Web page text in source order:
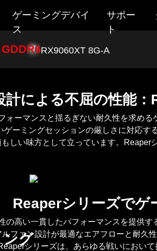
ゲーミングデバイ
ス
キーボード
マウスパッド
その他
ユーティリティソフト
すべて
サポー
ト
ソ
ー
シ
ャ
ィ
ア
お
問
RX9060XT 8G-A
計による不屈の性能
ォーマンスと揺るぎない耐久性を求め
ーミングセッションの厳しさに対応
しい味方として立っています。
Reaperシリーズでゲ
の高い一貫したパフォーマンスを提供
ファン設計が最適なエアフローと耐
シリーズは、あらゆる戦いにおい
ング